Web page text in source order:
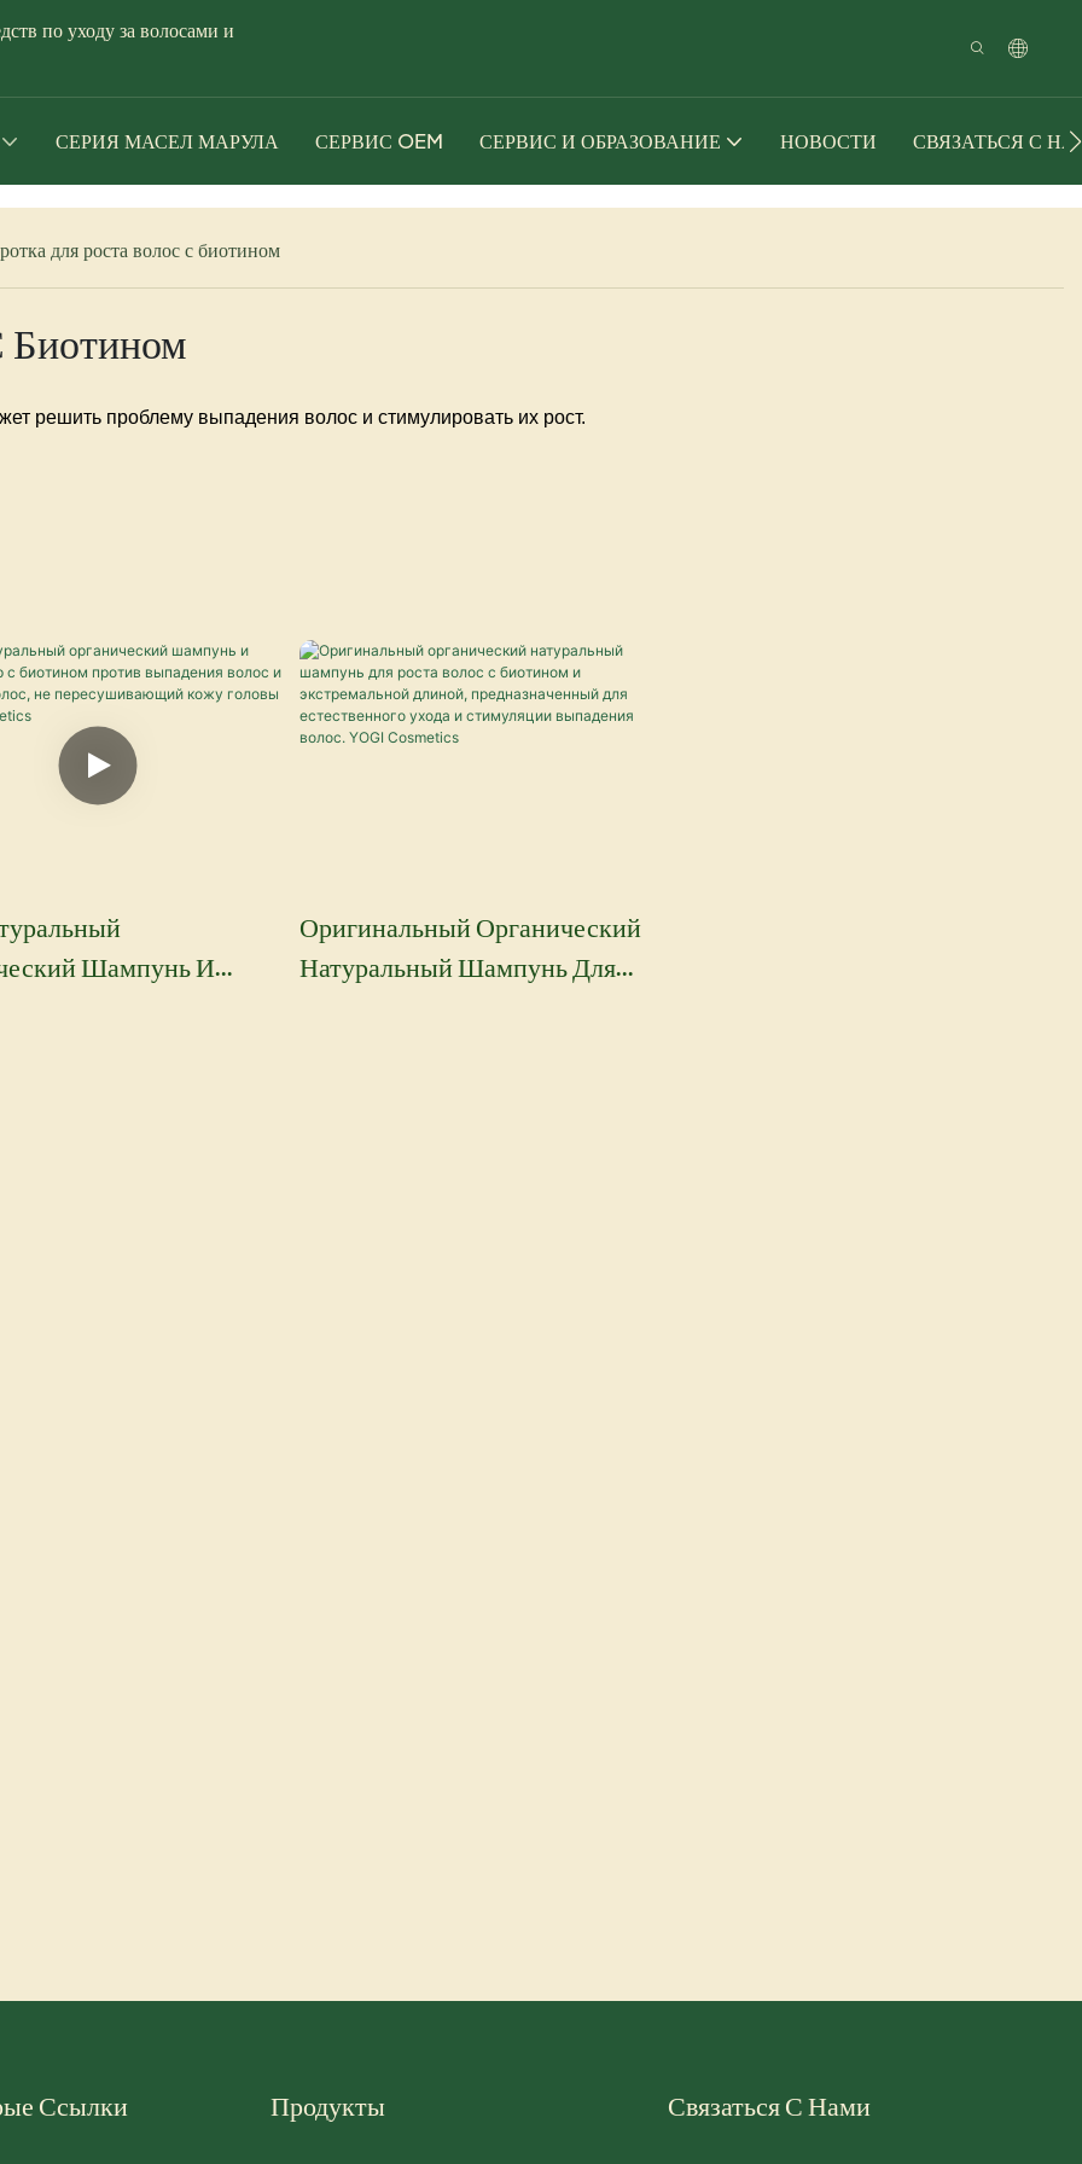
по уходу за волосами и
СЕРИЯ МАСЕЛ МАРУЛА СЕРВИС OEM СЕРВИС И ОБРАЗОВАНИЕ НОВОСТИ СВЯЗАТЬСЯ С
для роста волос с биотином
Биотином
решить проблему выпадения волос и стимулировать их рост.
Шампунь И
Оригинальный Органический
Натуральный Шампунь Для
Ссылки Продукты Связаться С Нами